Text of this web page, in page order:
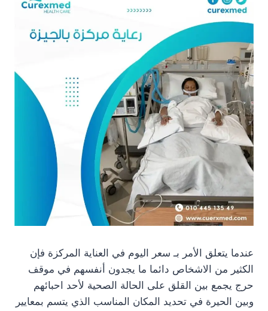
عندما يتعلق الأمر بـ سعر اليوم في العناية المركزة فإن
الكثير من الاشخاص دائما ما يجدون أنفسهم في موقف
حرج يجمع بين القلق على الحالة الصحية لأحد احبائهم
وبين الحيرة في تحديد المكان المناسب الذي يتسم بمعايير